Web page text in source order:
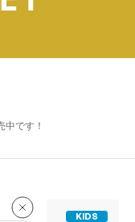
です！
KIDS